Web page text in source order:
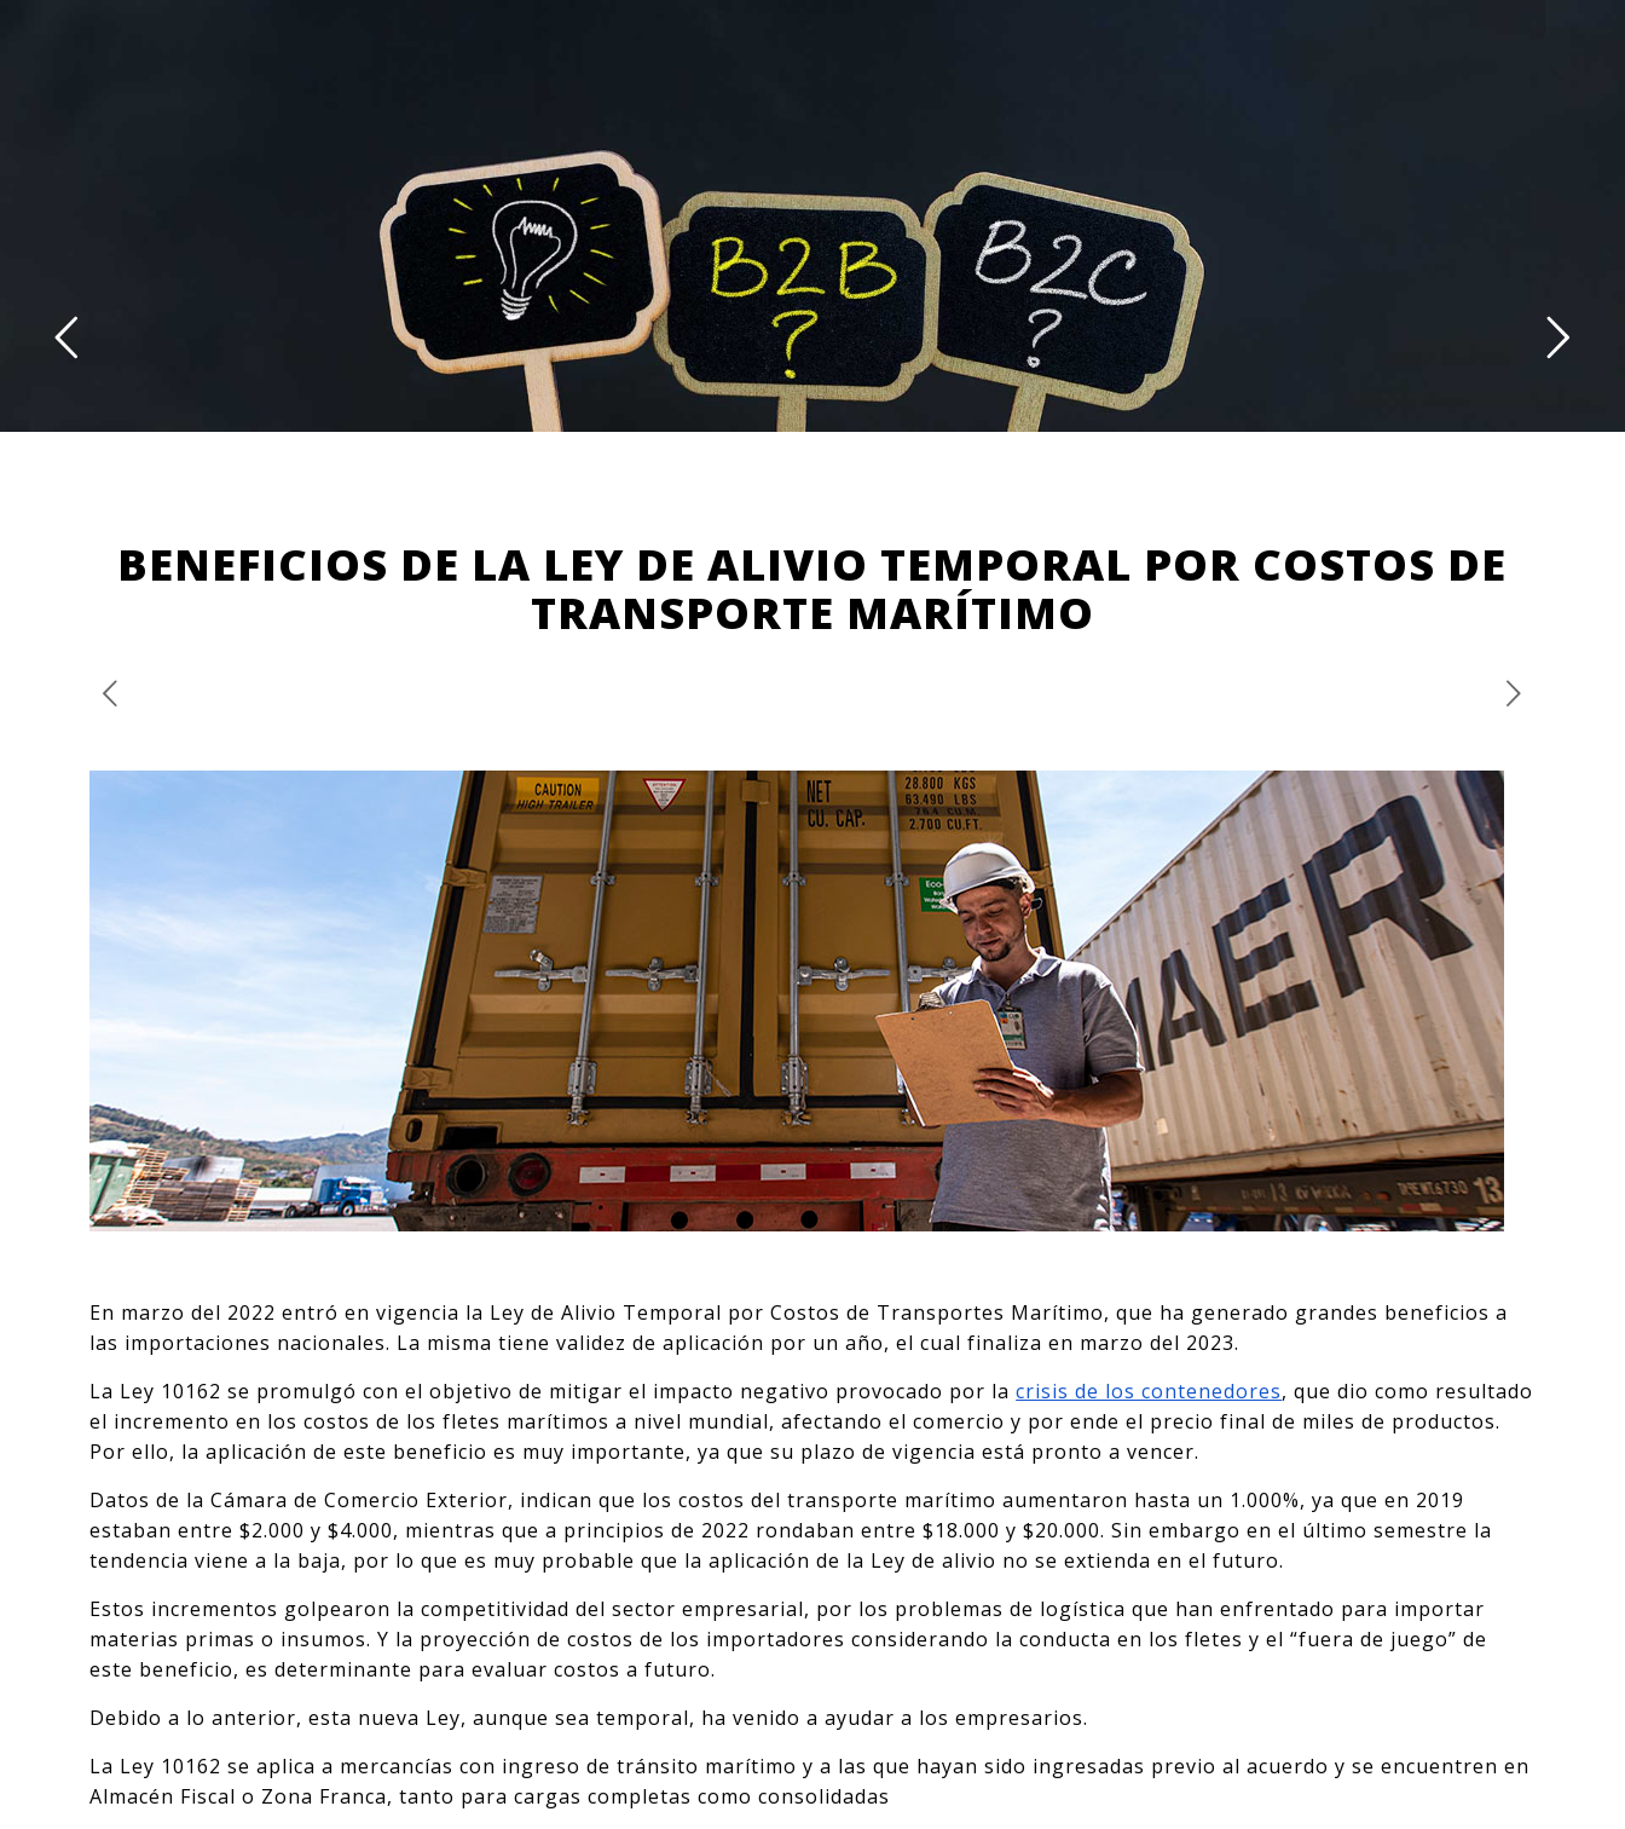
BENEFICIOS DE LA LEY DE ALIVIO TEMPORAL POR COSTOS DE
TRANSPORTE MARÍTIMO
En marzo del 2022 entró en vigencia la Ley de Alivio Temporal por Costos de Transportes Marítimo, que ha generado grandes beneficios a
las importaciones nacionales. La misma tiene validez de aplicación por un año, el cual finaliza en marzo del 2023.
La Ley 10162 se promulgó con el objetivo de mitigar el impacto negativo provocado por lacrisis de los contenedores, que dio como resultado
el incremento en los costos de los fletes marítimos a nivel mundial, afectando el comercio y por ende el precio final de miles de productos.
Por ello, la aplicación de este beneficio es muy importante, ya que su plazo de vigencia está pronto a vencer.
Datos de la Cámara de Comercio Exterior, indican que los costos del transporte marítimo aumentaron hasta un 1.000%, ya que en 2019
estaban entre $2.000 y $4.000, mientras que a principios de 2022 rondaban entre $18.000 y $20.000. Sin embargo en el último semestre la
tendencia viene a la baja, por lo que es muy probable que la aplicación de la Ley de alivio no se extienda en el futuro.
Estos incrementos golpearon la competitividad del sector empresarial, por los problemas de logística que han enfrentado para importar
materias primas o insumos. Y la proyección de costos de los importadores considerando la conducta en los fletes y el “fuera de juego” de
este beneficio, es determinante para evaluar costos a futuro.
Debido a lo anterior, esta nueva Ley, aunque sea temporal, ha venido a ayudar a los empresarios.
La Ley 10162 se aplica a mercancías con ingreso de tránsito marítimo y a las que hayan sido ingresadas previo al acuerdo y se encuentren en
Almacén Fiscal o Zona Franca, tanto para cargas completas como consolidadas